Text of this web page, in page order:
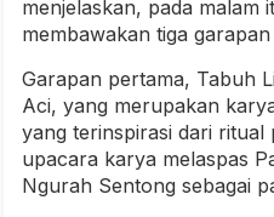
menjelaskan, pada malam
membawakan tiga
Garapan pertama, Tabuh
Aci, yang merupakan
yang terinspirasi dari ritual
upacara karya melaspas
Ngurah Sentong sebagai